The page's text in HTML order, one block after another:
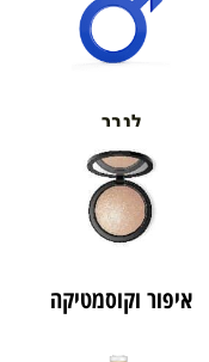
לגבר
איפור וקוסמטיקה